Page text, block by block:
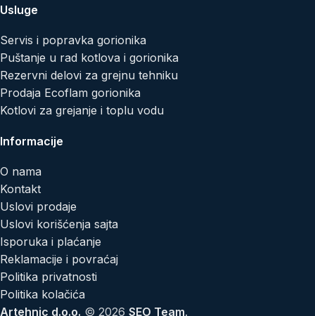
Usluge
Servis i popravka gorionika
Puštanje u rad kotlova i gorionika
Rezervni delovi za grejnu tehniku
Prodaja Ecoflam gorionika
Kotlovi za grejanje i toplu vodu
Informacije
O nama
Kontakt
Uslovi prodaje
Uslovi korišćenja sajta
Isporuka i plaćanje
Reklamacije i povraćaj
Politika privatnosti
Politika kolačića
Artehnic d.o.o. © 2026 SEO Team.